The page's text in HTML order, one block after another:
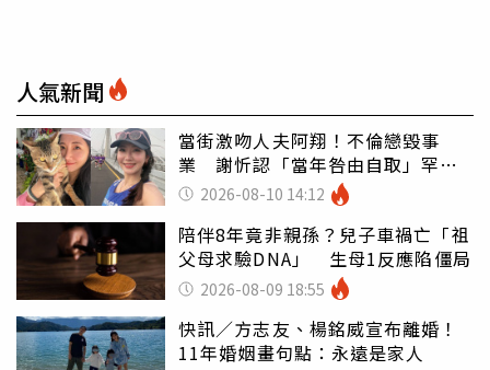
人氣新聞
當街激吻人夫阿翔！不倫戀毀事
業 謝忻認「當年咎由自取」罕吐
心聲2026-08-10 14:12
陪伴8年竟非親孫？兒子車禍亡「祖
父母求驗DNA」 生母1反應陷僵局
2026-08-09 18:55
快訊／方志友、楊銘威宣布離婚！
11年婚姻畫句點：永遠是家人